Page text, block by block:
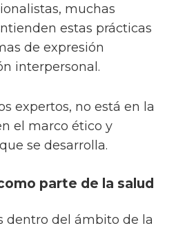
muchas
estas prácticas
de expresión
interpersonal.
expertos, no está en la
el marco ético y
se desarrolla.
parte de la salud
dentro del ámbito de la